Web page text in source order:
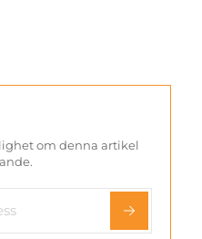
om denna artikel